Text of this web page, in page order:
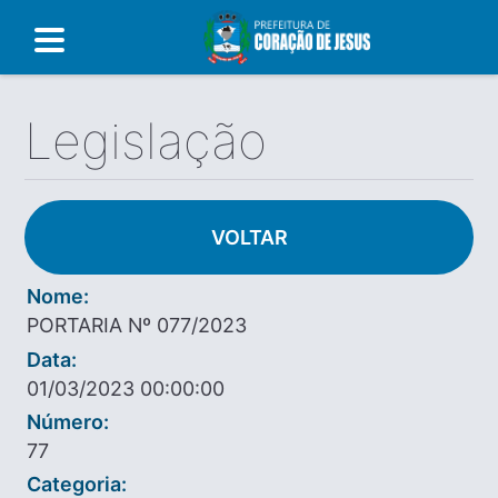
Legislação
VOLTAR
Nome:
PORTARIA Nº 077/2023
Data:
01/03/2023 00:00:00
Número:
77
Categoria: